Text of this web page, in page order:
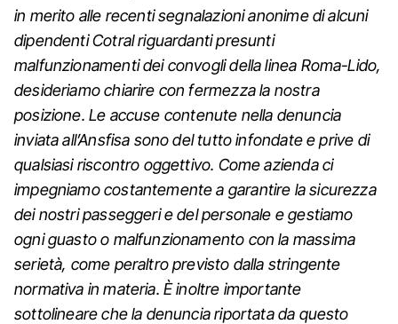
in merito alle recenti segnalazioni anonime di alcuni
dipendenti Cotral riguardanti presunti
malfunzionamenti dei convogli della linea Roma-Lido,
desideriamo chiarire con fermezza la nostra
posizione. Le accuse contenute nella denuncia
inviata all’Ansfisa sono del tutto infondate e prive di
qualsiasi riscontro oggettivo. Come azienda ci
impegniamo costantemente a garantire la sicurezza
dei nostri passeggeri e del personale e gestiamo
ogni guasto o malfunzionamento con la massima
serietà, come peraltro previsto dalla stringente
normativa in materia. È inoltre importante
sottolineare che la denuncia riportata da questo